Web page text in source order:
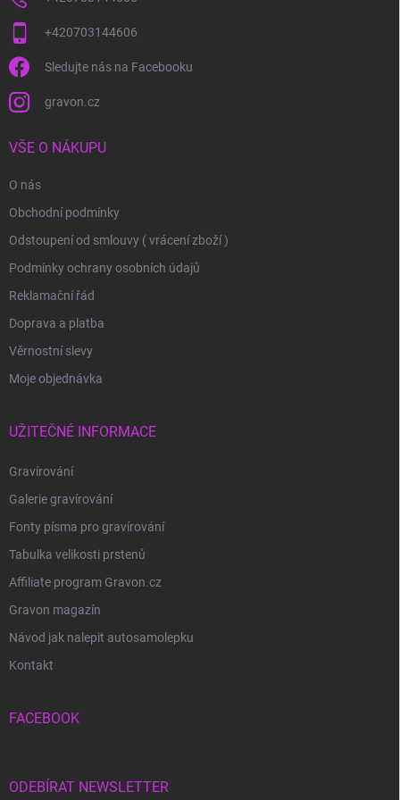
+420703144606
Sledujte nás na Facebooku
gravon.cz
VŠE O NÁKUPU
O nás
Obchodní podmínky
Odstoupení od smlouvy ( vrácení zboží )
Podmínky ochrany osobních údajů
Reklamační řád
Doprava a platba
Věrnostní slevy
Moje objednávka
UŽITEČNÉ INFORMACE
Gravírování
Galerie gravírování
Fonty písma pro gravírování
Tabulka velikosti prstenů
Affiliate program Gravon.cz
Gravon magazín
Návod jak nalepit autosamolepku
Kontakt
FACEBOOK
ODEBÍRAT NEWSLETTER